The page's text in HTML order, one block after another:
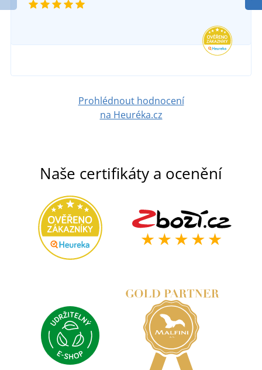
1 205 Kč
Prohlédnout hodnocení
na Heuréka.cz
Naše certifikáty a ocenění